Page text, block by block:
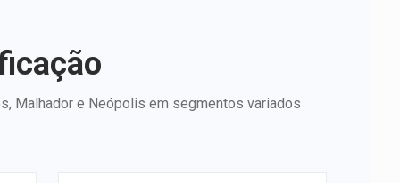
Malhador e Neópolis em segmentos variados